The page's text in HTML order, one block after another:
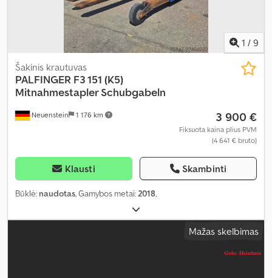
1 / 9
Neuenstein 1 176 km
Šakinis krautuvas
PALFINGER F3 151 (K5)
Mitnahmestapler Schubgabeln
3 900 €
Fiksuota kaina plius PVM
(4 641 € bruto)
Klausti Skambinti
Būklė: naudotas, Gamybos metai:2018,
Mažas skelbimas